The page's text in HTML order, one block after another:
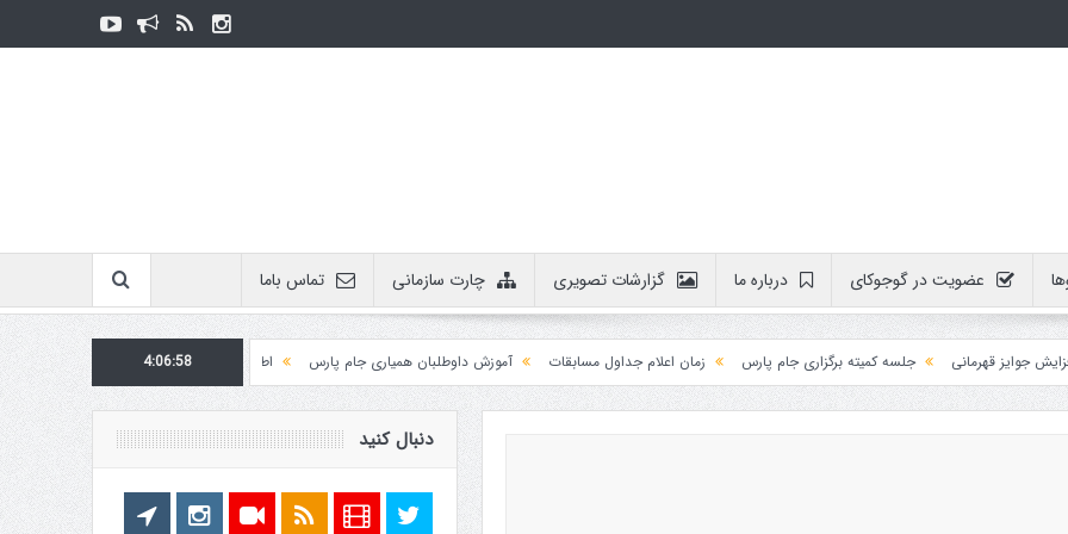
عضویت در گوجوکای درباره ما گزارشات تصویری چارت سازمانی تماس باما
قهرمانی جلسه کمیته برگزاری جام پارس زمان اعلام جداول مسابقات آموزش داوطلبان همیاری جام پارس
اطلاعیه روابط عمومی در مورد برگزاری مسابقات
4:06:58
دنبال کنید